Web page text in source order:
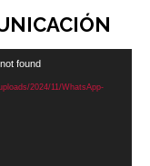
found
2024/11/WhatsApp-